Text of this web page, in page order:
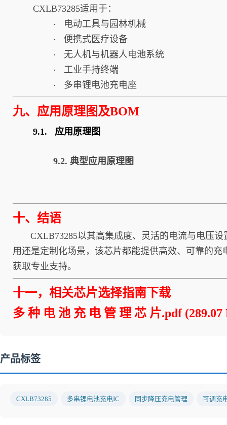
CXLB73285适用于：
· 电动工具与园林机械
· 便携式医疗设备
· 无人机与机器人电池系统
· 工业手持终端
· 多串锂电池充电座
九、应用原理图及BOM
9.1. 应用原理图
9.2. 典型应用原理图
十、结语
CXLB73285以其高集成度、灵活的电流与电压设
用还是定制化场景，该芯片都能提供高效、可靠的
获取专业支持。
十一，相关芯片选择指南下载
多 种 电 池 充 电 管 理 芯 片.pdf(289.07
产品标签
CXLB73285 多串锂电池充电IC 同步降压充电管理 可调充